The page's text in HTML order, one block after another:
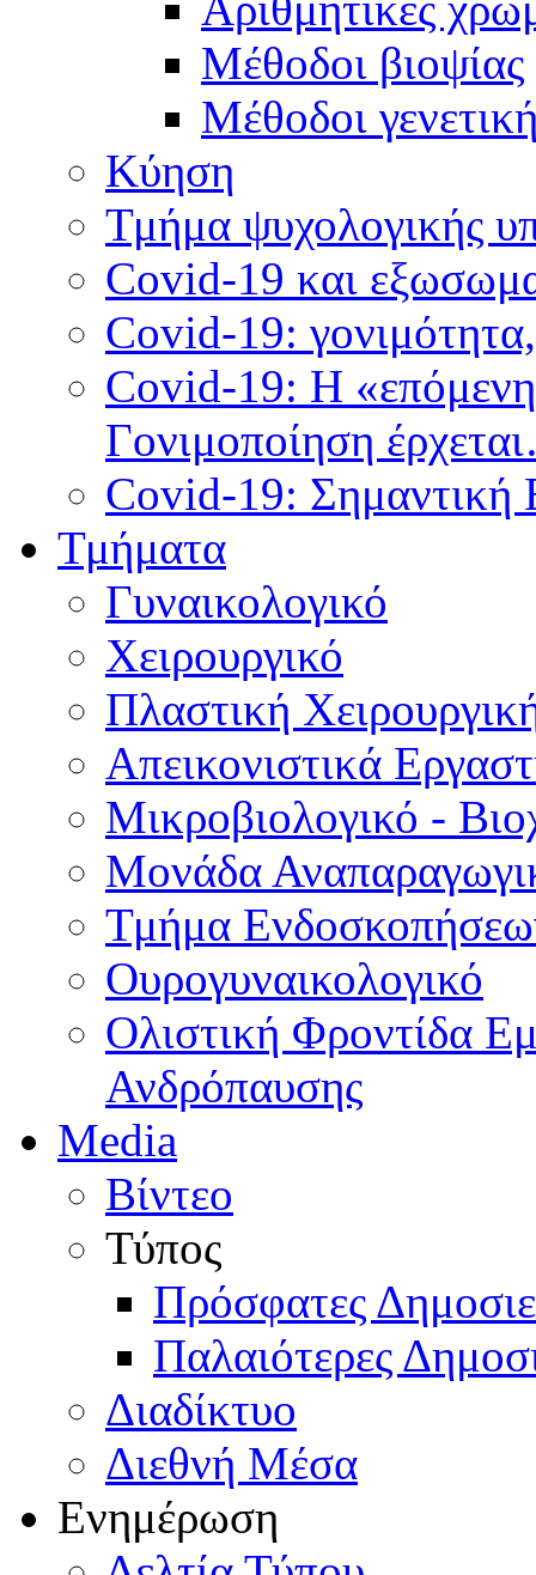
Μέθοδοι βιοψίας
Mέθοδοι
Κύηση
Τμήμα ψυχολογικής
Covid-19 και
Covid-19:
Covid-19: Η
Γονιμοποίηση
Covid-19: Σημαντική
Τμήματα
Γυναικολογικό
Χειρουργικό
Πλαστική
Απεικονιστικά
Μικροβιολογικό -
Μονάδα
Τμήμα
Ουρογυναικολογικό
Ολιστική Φροντίδα
Ανδρόπαυσης
Media
Βίντεο
Τύπος
Πρόσφατες
Παλαιότερες
Διαδίκτυο
Διεθνή Μέσα
Ενημέρωση